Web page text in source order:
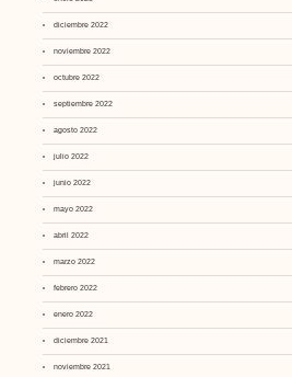
diciembre 2022
noviembre 2022
octubre 2022
septiembre 2022
agosto 2022
julio 2022
junio 2022
mayo 2022
abril 2022
marzo 2022
febrero 2022
enero 2022
diciembre 2021
noviembre 2021